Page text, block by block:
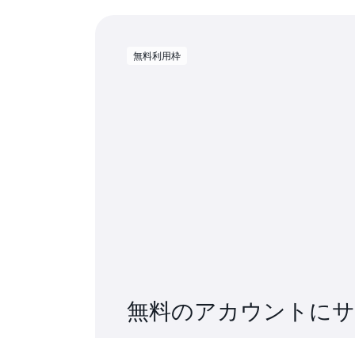
無料利用枠
無料のアカウントに